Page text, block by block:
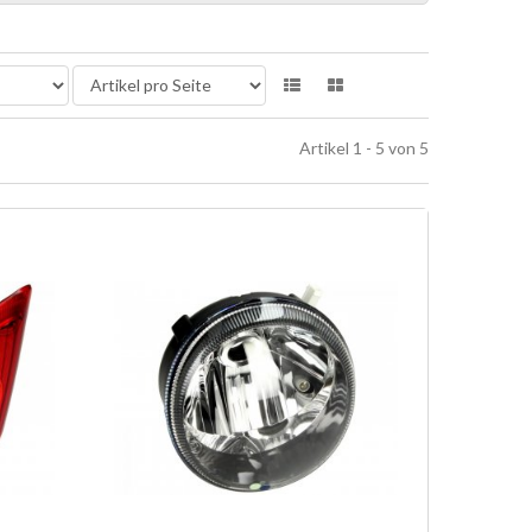
Artikel 1 - 5 von 5